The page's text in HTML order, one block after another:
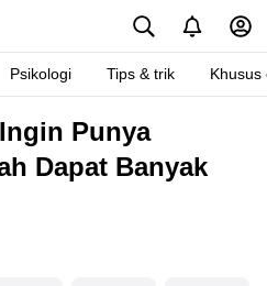
Psikologi Tips & trik Khusus
Punya
Dapat Banyak